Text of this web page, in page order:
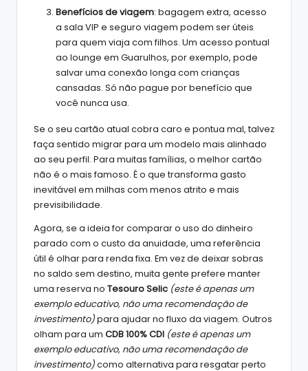
Benefícios de viagem: bagagem extra, acesso
a sala VIP e seguro viagem podem ser úteis
para quem viaja com filhos. Um acesso pontual
ao lounge em Guarulhos, por exemplo, pode
salvar uma conexão longa com crianças
cansadas. Só não pague por benefício que
você nunca usa.
Se o seu cartão atual cobra caro e pontua mal, talvez
faça sentido migrar para um modelo mais alinhado
ao seu perfil. Para muitas famílias, o melhor cartão
não é o mais famoso. É o que transforma gasto
inevitável em milhas com menos atrito e mais
previsibilidade.
Agora, se a ideia for comparar o uso do dinheiro
parado com o custo da anuidade, uma referência
útil é olhar para renda fixa. Em vez de deixar sobras
no saldo sem destino, muita gente prefere manter
uma reserva no Tesouro Selic (este é apenas um
exemplo educativo, não uma recomendação de
investimento)para ajudar no fluxo da viagem. Outros
olham para um CDB 100% CDI (este é apenas um
exemplo educativo, não uma recomendação de
investimento)como alternativa para resgatar perto